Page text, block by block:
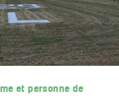
et personne de